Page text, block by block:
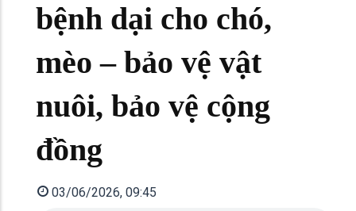
bệnh dại cho chó,
mèo – bảo vệ vật
nuôi, bảo vệ cộng
đồng
03/06/2026, 09:45